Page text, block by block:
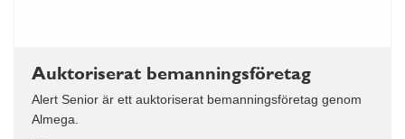
Auktoriserat bemanningsföretag
Alert Senior är ett auktoriserat bemanningsföretag genom
Almega.